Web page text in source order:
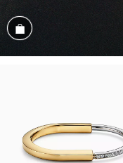
Parcourir cet